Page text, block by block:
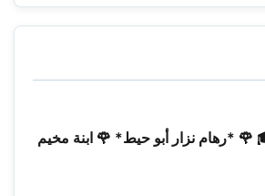
*رهام نزار أبو حيط* 🌹 ابنة مخيم